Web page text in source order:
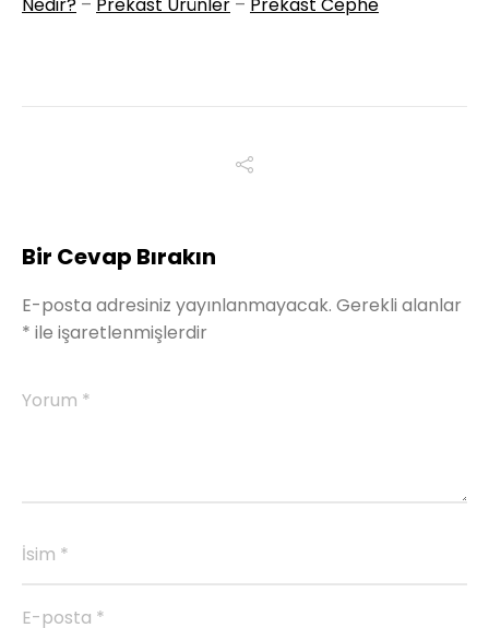
Nedir? – Prekast Ürünler – Prekast Cephe
Bir Cevap Bırakın
E-posta adresiniz yayınlanmayacak. Gerekli alanlar
* ile işaretlenmişlerdir